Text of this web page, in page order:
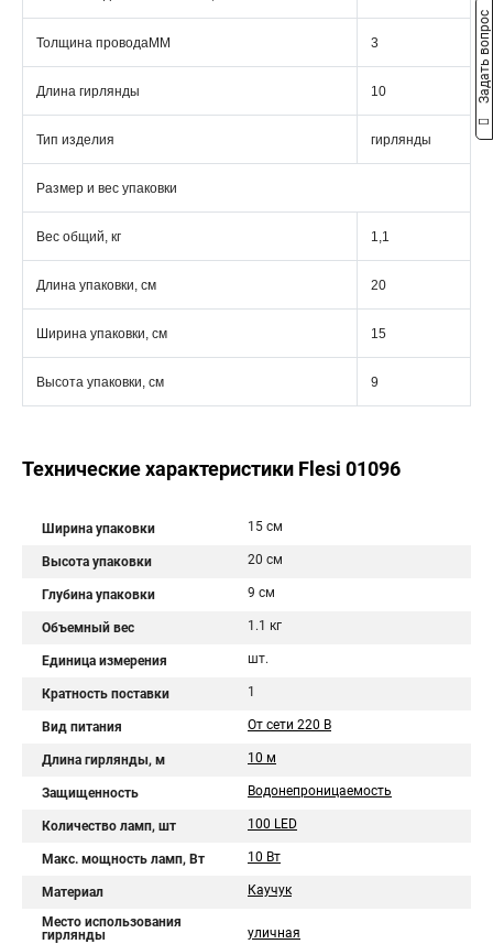
Толщина проводаММ 3
Длина гирлянды 10
Тип изделия гирлянды
Размер и вес упаковки
Вес общий, кг 1,1
Длина упаковки, см 20
Ширина упаковки, см 15
Высота упаковки, см 9
Технические характеристики Flesi 01096
Ширина упаковки 15 см
Высота упаковки 20 см
Глубина упаковки 9 см
Объемный вес 1.1 кг
Единица измерения шт.
Кратность поставки 1
Вид питания От сети 220 В
Длина гирлянды, м 10 м
Защищенность Водонепроницаемость
Количество ламп, шт 100 LED
Макс. мощность ламп, Вт 10 Вт
Материал Каучук
Место использования
гирлянды
уличная
Задать вопрос